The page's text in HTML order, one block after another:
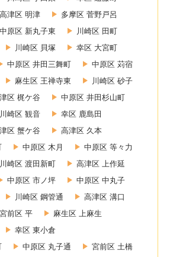
高津区 明津
多摩区 菅野戸呂
中原区 新丸子東
川崎区 田町
川崎区 貝塚
幸区 大宮町
中原区 井田三舞町
中原区 苅宿
麻生区 王禅寺東
川崎区 砂子
区 梶ケ谷
中原区 井田杉山町
川崎区 観音
幸区 鹿島田
区 蟹ケ谷
高津区 久本
中原区 木月
中原区 等々力
川崎区 渡田新町
高津区 上作延
中原区 市ノ坪
中原区 中丸子
川崎区 鋼管通
高津区 溝口
宮前区 平
麻生区 上麻生
幸区 東小倉
中原区 丸子通
宮前区 土橋